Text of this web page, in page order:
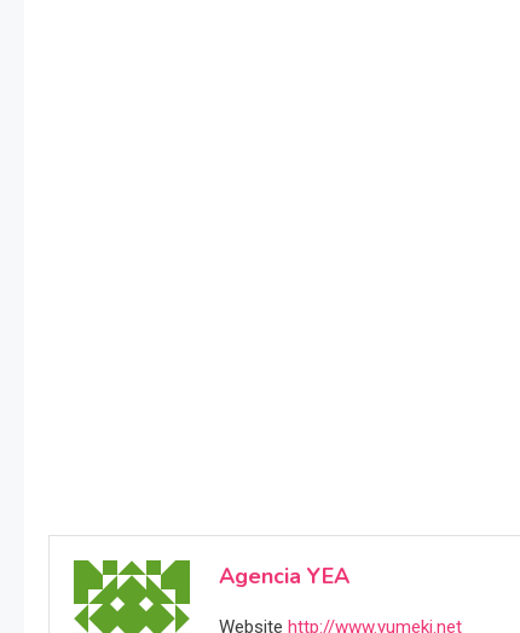
Agencia YEA
Website http://www.yumeki.net